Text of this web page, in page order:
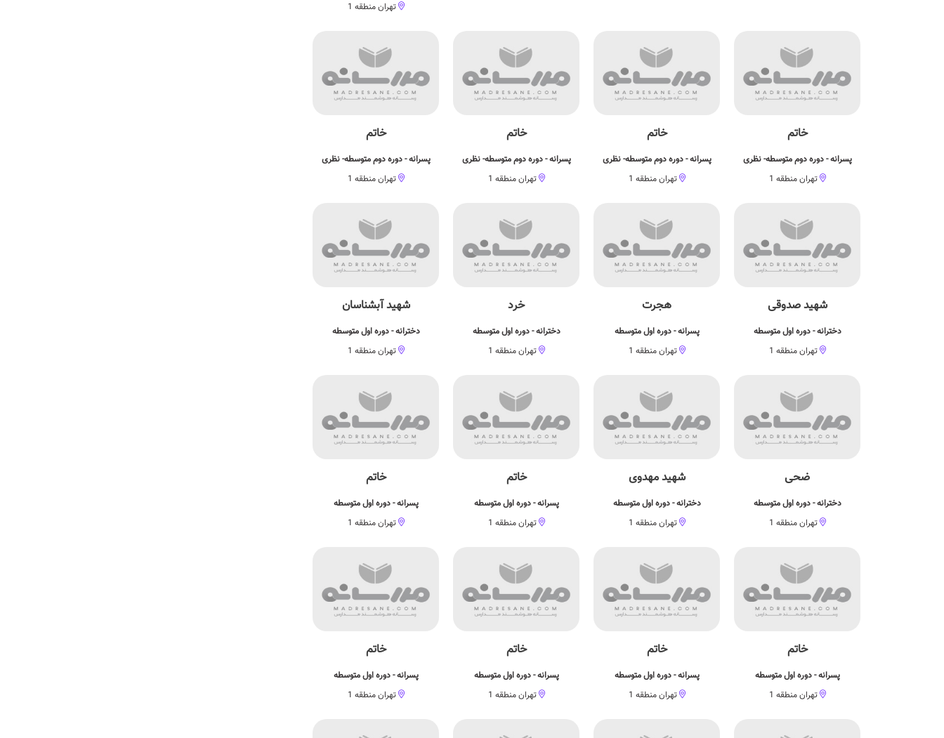
تهران منطقه 1
خاتم
پسرانه - دوره دوم متوسطه- نظری
تهران منطقه 1
خاتم
پسرانه - دوره دوم متوسطه- نظری
تهران منطقه 1
خاتم
پسرانه - دوره دوم متوسطه- نظری
تهران منطقه 1
خاتم
پسرانه - دوره دوم متوسطه- نظری
تهران منطقه 1
شهید صدوقی
دخترانه - دوره اول متوسطه
تهران منطقه 1
هجرت
پسرانه - دوره اول متوسطه
تهران منطقه 1
خرد
دخترانه - دوره اول متوسطه
تهران منطقه 1
شهید آبشناسان
دخترانه - دوره اول متوسطه
تهران منطقه 1
ضحی
دخترانه - دوره اول متوسطه
تهران منطقه 1
شهید مهدوی
دخترانه - دوره اول متوسطه
تهران منطقه 1
خاتم
پسرانه - دوره اول متوسطه
تهران منطقه 1
خاتم
پسرانه - دوره اول متوسطه
تهران منطقه 1
خاتم
پسرانه - دوره اول متوسطه
تهران منطقه 1
خاتم
پسرانه - دوره اول متوسطه
تهران منطقه 1
خاتم
پسرانه - دوره اول متوسطه
تهران منطقه 1
خاتم
پسرانه - دوره اول متوسطه
تهران منطقه 1